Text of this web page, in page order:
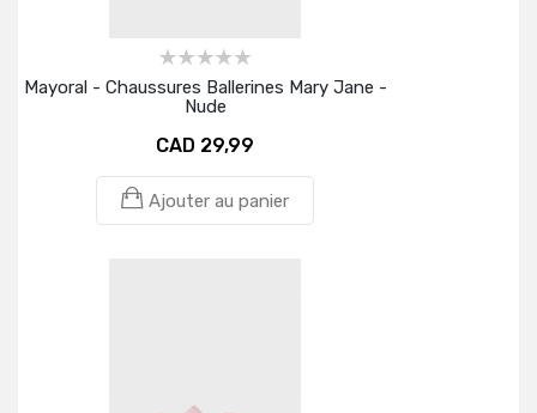
Mayoral - Chaussures Ballerines Mary Jane -
Nude
CAD 29,99
Ajouter au panier